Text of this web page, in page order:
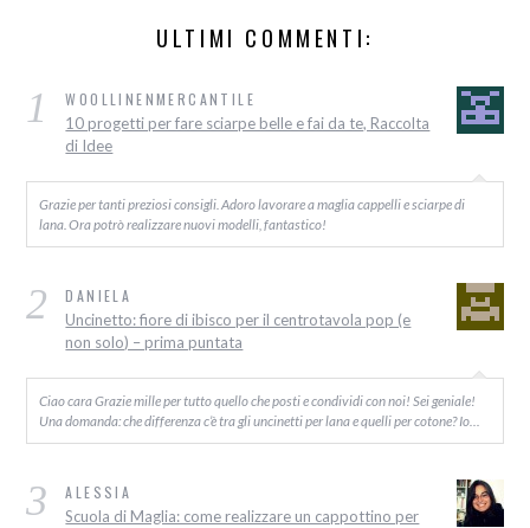
ULTIMI COMMENTI:
1 WOOLLINENMERCANTILE
10 progetti per fare sciarpe belle e fai da te, Raccolta
di Idee
Grazie per tanti preziosi consigli. Adoro lavorare a maglia cappelli e sciarpe di
lana. Ora potrò realizzare nuovi modelli, fantastico!
2 DANIELA
Uncinetto: fiore di ibisco per il centrotavola pop (e
non solo) – prima puntata
Ciao cara Grazie mille per tutto quello che posti e condividi con noi! Sei geniale!
Una domanda: che differenza c’è tra gli uncinetti per lana e quelli per cotone? Io…
3 ALESSIA
Scuola di Maglia: come realizzare un cappottino per